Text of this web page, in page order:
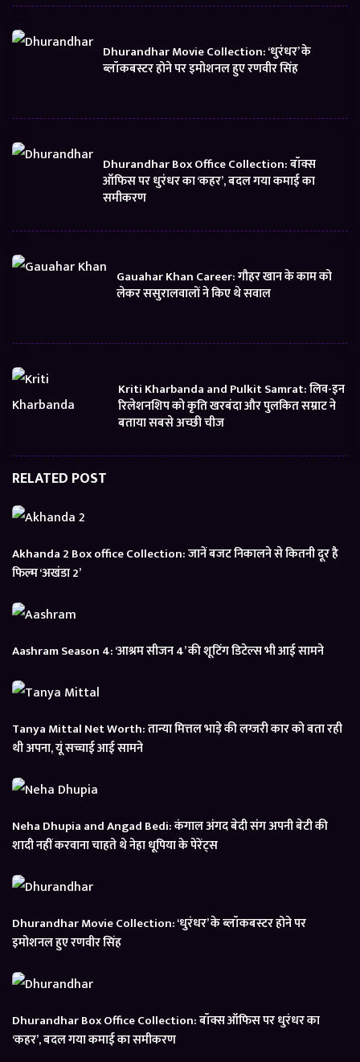
Dhurandhar Movie Collection: ‘धुरंधर’ के
ब्लॉकबस्टर होने पर इमोशनल हुए रणवीर सिंह
Dhurandhar Box Office Collection: बॉक्स
ऑफिस पर धुरंधर का ‘कहर’, बदल गया कमाई का
समीकरण
Gauahar Khan Career: गौहर खान के काम को
लेकर ससुरालवालों ने किए थे सवाल
Kriti Kharbanda and Pulkit Samrat: लिव-इन
रिलेशनशिप को कृति खरबंदा और पुलकित सम्राट ने
बताया सबसे अच्छी चीज
RELATED POST
Akhanda 2 Box office Collection: जानें बजट निकालने से कितनी दूर है
फिल्म ‘अखंडा 2’
Aashram Season 4: ‘आश्रम सीजन 4’ की शूटिंग डिटेल्स भी आई सामने
Tanya Mittal Net Worth: तान्या मित्तल भाड़े की लग्जरी कार को बता रही
थी अपना, यूं सच्चाई आई सामने
Neha Dhupia and Angad Bedi: कंगाल अंगद बेदी संग अपनी बेटी की
शादी नहीं करवाना चाहते थे नेहा धूपिया के पेरेंट्स
Dhurandhar Movie Collection: ‘धुरंधर’ के ब्लॉकबस्टर होने पर
इमोशनल हुए रणवीर सिंह
Dhurandhar Box Office Collection: बॉक्स ऑफिस पर धुरंधर का
‘कहर’, बदल गया कमाई का समीकरण